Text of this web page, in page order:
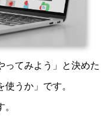
ってみよう」と決めた
うか」です。